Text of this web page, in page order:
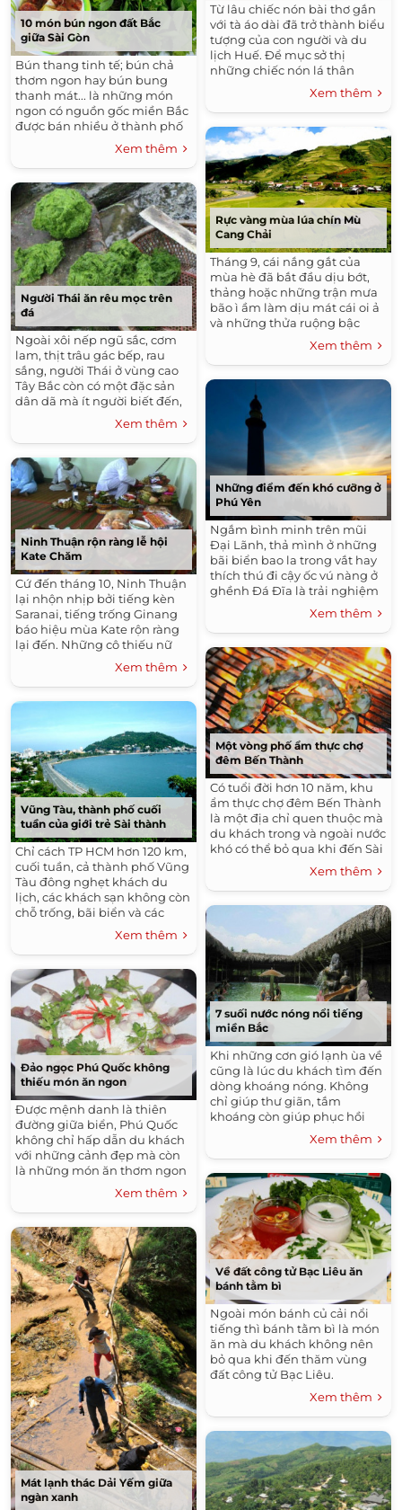
10 món bún ngon đất Bắc
giữa Sài Gòn
Bún thang tinh tế; bún chả
thơm ngon hay bún bung
thanh mát... là những món
ngon có nguồn gốc miền Bắc
được bán nhiều ở thành phố
Xem thêm
Người Thái ăn rêu mọc trên
đá
Ngoài xôi nếp ngũ sắc, cơm
lam, thịt trâu gác bếp, rau
sắng, người Thái ở vùng cao
Tây Bắc còn có một đặc sản
dân dã mà ít người biết đến,
Xem thêm
Ninh Thuận rộn ràng lễ hội
Kate Chăm
Cứ đến tháng 10, Ninh Thuận
lại nhộn nhịp bởi tiếng kèn
Saranai, tiếng trống Ginang
báo hiệu mùa Kate rộn ràng
lại đến. Những cô thiếu nữ
Chăm với chiếc áo dài xinh
xắn, những điệu múa quạt
truyền thống sẽ làm say đắm
du khách.
Xem thêm
Vũng Tàu, thành phố cuối
tuần của giới trẻ Sài thành
Chỉ cách TP HCM hơn 120 km,
cuối tuần, cả thành phố Vũng
Tàu đông nghẹt khách du
lịch, các khách sạn không còn
chỗ trống, bãi biển và các
quán café kín người. Điều gì ở
thành phố cảng này hấp dẫn
đến vậy.
Xem thêm
Đảo ngọc Phú Quốc không
thiếu món ăn ngon
Được mệnh danh là thiên
đường giữa biển, Phú Quốc
không chỉ hấp dẫn du khách
với những cảnh đẹp mà còn
là những món ăn thơm ngon
mang đậm hương vị biển.
Xem thêm
Mát lạnh thác Dải Yếm giữa
ngàn xanh
Từ lâu chiếc nón bài thơ gắn
với tà áo dài đã trở thành biểu
tượng của con người và du
lịch Huế. Để mục sở thị
những chiếc nón lá thân
thương và tìm hiểu thêm về
văn hóa, con người xứ Huế,
bạn nên ghé thăm làng nghề
làm nón nơi đây.
Xem thêm
Rực vàng mùa lúa chín Mù
Cang Chải
Tháng 9, cái nắng gắt của
mùa hè đã bắt đầu dịu bớt,
thảng hoặc những trận mưa
bão ì ầm làm dịu mát cái oi ả
và những thửa ruộng bậc
thang đã vàng sẫm một màu,
tạo nên một vẻ đẹp hiếm có
trên miền Tây Bắc xa xôi.
Xem thêm
Những điểm đến khó cưỡng ở
Phú Yên
Ngắm bình minh trên mũi
Đại Lãnh, thả mình ở những
bãi biển bao la trong vắt hay
thích thú đi cậy ốc vú nàng ở
ghềnh Đá Đĩa là trải nghiệm
khó cưỡng khi đến vùng đất
Phú Yên mê đắm lòng người.
Xem thêm
Một vòng phố ẩm thực chợ
đêm Bến Thành
Có tuổi đời hơn 10 năm, khu
ẩm thực chợ đêm Bến Thành
là một địa chỉ quen thuộc mà
du khách trong và ngoài nước
khó có thể bỏ qua khi đến Sài
Xem thêm
7 suối nước nóng nổi tiếng
miền Bắc
Khi những cơn gió lạnh ùa về
cũng là lúc du khách tìm đến
dòng khoáng nóng. Không
chỉ giúp thư giãn, tắm
khoáng còn giúp phục hồi
sức khỏe, chữa một số bệnh
da, khớp và tim. Sau đây là 7
địa chỉ tắm khoáng nóng
dành cho bạn.
Xem thêm
Về đất công tử Bạc Liêu ăn
bánh tằm bì
Ngoài món bánh củ cải nổi
tiếng thì bánh tằm bì là món
ăn mà du khách không nên
bỏ qua khi đến thăm vùng
đất công tử Bạc Liêu.
Xem thêm